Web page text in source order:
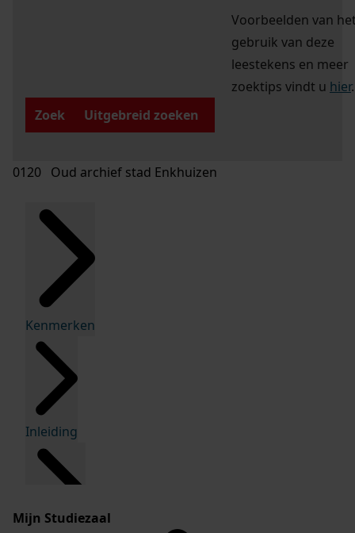
Voorbeelden van
gebruik van deze
leestekens en meer
zoektips vindt u hier.
Zoek
Uitgebreid zoeken
0120 Oud archief stad Enkhuizen
Kenmerken
Inleiding
Mijn Studiezaal